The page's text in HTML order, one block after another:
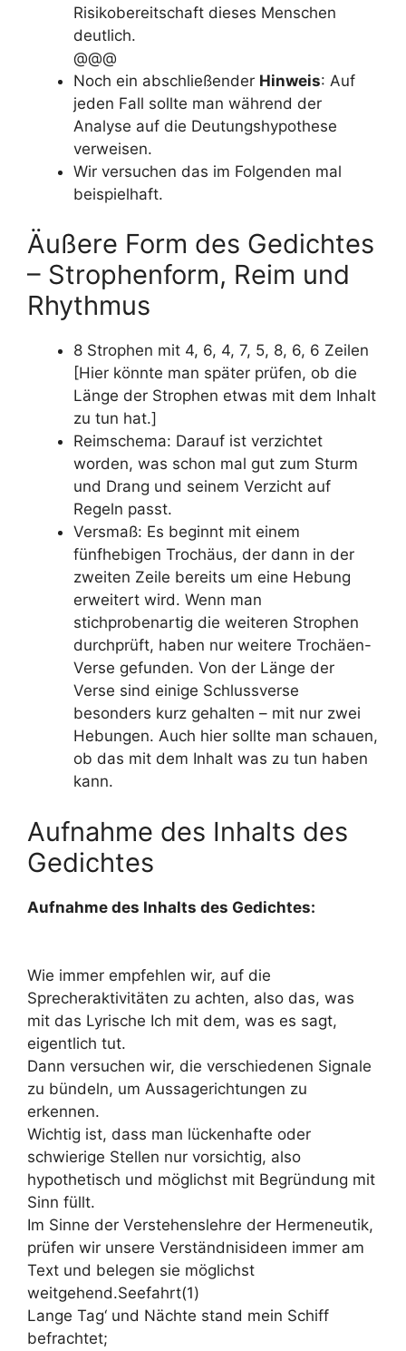
Risikobereitschaft dieses Menschen
deutlich.
@@@
Noch ein abschließender Hinweis: Auf
jeden Fall sollte man während der
Analyse auf die Deutungshypothese
verweisen.
Wir versuchen das im Folgenden mal
beispielhaft.
Äußere Form des Gedichtes
– Strophenform, Reim und
Rhythmus
8 Strophen mit 4, 6, 4, 7, 5, 8, 6, 6 Zeilen
[Hier könnte man später prüfen, ob die
Länge der Strophen etwas mit dem Inhalt
zu tun hat.]
Reimschema: Darauf ist verzichtet
worden, was schon mal gut zum Sturm
und Drang und seinem Verzicht auf
Regeln passt.
Versmaß: Es beginnt mit einem
fünfhebigen Trochäus, der dann in der
zweiten Zeile bereits um eine Hebung
erweitert wird. Wenn man
stichprobenartig die weiteren Strophen
durchprüft, haben nur weitere Trochäen-
Verse gefunden. Von der Länge der
Verse sind einige Schlussverse
besonders kurz gehalten – mit nur zwei
Hebungen. Auch hier sollte man schauen,
ob das mit dem Inhalt was zu tun haben
kann.
Aufnahme des Inhalts des
Gedichtes
Aufnahme des Inhalts des Gedichtes:
Wie immer empfehlen wir, auf die
Sprecheraktivitäten zu achten, also das, was
mit das Lyrische Ich mit dem, was es sagt,
eigentlich tut.
Dann versuchen wir, die verschiedenen Signale
zu bündeln, um Aussagerichtungen zu
erkennen.
Wichtig ist, dass man lückenhafte oder
schwierige Stellen nur vorsichtig, also
hypothetisch und möglichst mit Begründung mit
Sinn füllt.
Im Sinne der Verstehenslehre der Hermeneutik,
prüfen wir unsere Verständnisideen immer am
Text und belegen sie möglichst
weitgehend.Seefahrt(1)
Lange Tag‘ und Nächte stand mein Schiff
befrachtet;